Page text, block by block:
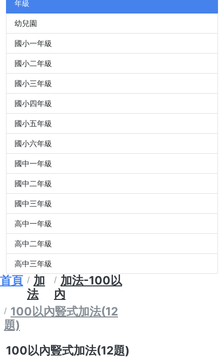
年級
幼兒園
國小一年級
國小二年級
國小三年級
國小四年級
國小五年級
國小六年級
國中一年級
國中二年級
國中三年級
高中一年級
高中二年級
高中三年級
首頁
加
法
加法-100以
內
100以內豎式加法(12
題)
100以內豎式加法(12題)